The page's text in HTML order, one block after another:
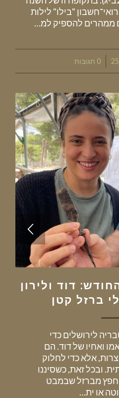
"בילו" לילות
ממהרים להספיק למ…
0 תגובות
דוד ולירון
ברזל קטן
לירושלים כדי
ואחיו של דוד. הם
אלא כדי לחלוק
ובכל זאת, כשסיננו
חפץ מברזל שבמבט
או ית…